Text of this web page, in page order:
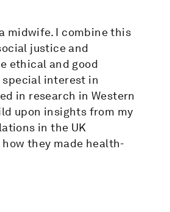
midwife. I combine this
justice and
ethical and good
special interest in
in research in Western
upon insights from my
in the UK
they made health-